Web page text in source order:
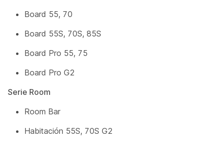
Board 55, 70
Board 55S, 70S, 85S
Board Pro 55, 75
Board Pro G2
Serie Room
Room Bar
Habitación 55S, 70S G2